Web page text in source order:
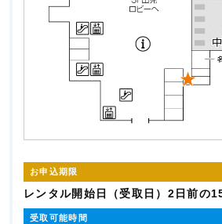
お申込期限
レンタル開始日（受取日）2日前の
受取可能時間